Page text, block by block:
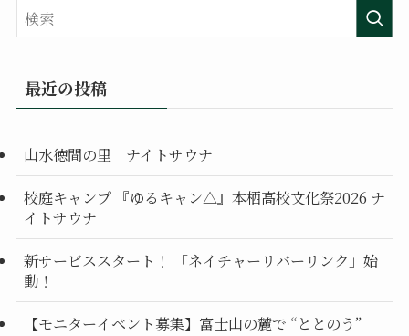
最近の投稿
山水徳間の里 ナイトサウナ
校庭キャンプ 『ゆるキャン△』本栖高校文化祭2026 ナ
イトサウナ
新サービススタート！ 「ネイチャーリバーリンク」始
動！
【モニターイベント募集】富士山の麓で “ととのう”